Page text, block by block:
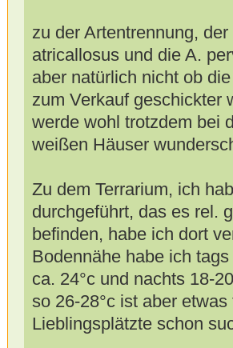
zu der Artentrennung,
atricallosus und die A.
aber natürlich nicht ob
zum Verkauf geschickter
werde wohl trotzdem bei
weißen Häuser
Zu dem Terrarium, ich
durchgeführt, das es rel.
befinden, habe ich dort
Bodennähe habe ich
ca. 24°c und nachts 18-
so 26-28°c ist aber
Lieblingsplätzte schon